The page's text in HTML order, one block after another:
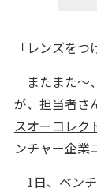
「レンズを
またまた～
が、担当者さ
スオーコレク
ンチャー企業
1日、ベン